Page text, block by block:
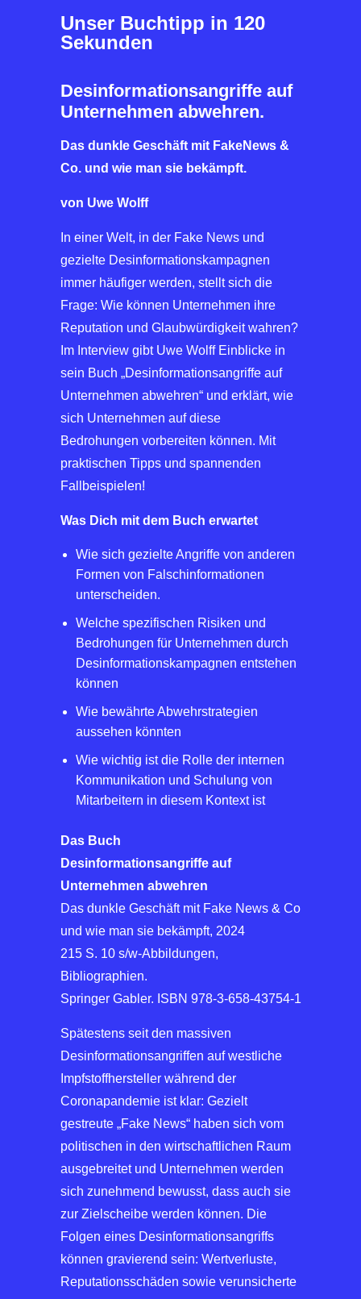
Unser Buchtipp in 120
Sekunden
Desinformationsangriffe auf
Unternehmen abwehren.
Das dunkle Geschäft mit FakeNews &
Co. und wie man sie bekämpft.
von Uwe Wolff
In einer Welt, in der Fake News und
gezielte Desinformationskampagnen
immer häufiger werden, stellt sich die
Frage: Wie können Unternehmen ihre
Reputation und Glaubwürdigkeit wahren?
Im Interview gibt Uwe Wolff Einblicke in
sein Buch „Desinformationsangriffe auf
Unternehmen abwehren“ und erklärt, wie
sich Unternehmen auf diese
Bedrohungen vorbereiten können. Mit
praktischen Tipps und spannenden
Fallbeispielen!
Was Dich mit dem Buch erwartet
Wie sich gezielte Angriffe von anderen
Formen von Falschinformationen
unterscheiden.
Welche spezifischen Risiken und
Bedrohungen für Unternehmen durch
Desinformationskampagnen entstehen
können
Wie bewährte Abwehrstrategien
aussehen könnten
Wie wichtig ist die Rolle der internen
Kommunikation und Schulung von
Mitarbeitern in diesem Kontext ist
Das Buch
Desinformationsangriffe auf
Unternehmen abwehren
Das dunkle Geschäft mit Fake News & Co
und wie man sie bekämpft, 2024
215 S. 10 s/w-Abbildungen,
Bibliographien.
Springer Gabler. ISBN 978-3-658-43754-1
Spätestens seit den massiven
Desinformationsangriffen auf westliche
Impfstoffhersteller während der
Coronapandemie ist klar: Gezielt
gestreute „Fake News“ haben sich vom
politischen in den wirtschaftlichen Raum
ausgebreitet und Unternehmen werden
sich zunehmend bewusst, dass auch sie
zur Zielscheibe werden können. Die
Folgen eines Desinformationsangriffs
können gravierend sein: Wertverluste,
Reputationsschäden sowie verunsicherte